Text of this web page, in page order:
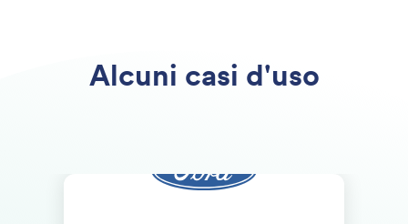
Alcuni casi d'uso